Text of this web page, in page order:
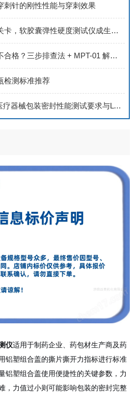
刺针的刚性性能与穿刺效果
严守美白精华品质关卡，软胶囊弹性硬度测试仪成生产强援
医用铝塑盖开启力不合格？三步排查法 + MPT-01 解决方案
检测标准推荐
ISO 11607-2:2023医疗器械包装密封性能测试要求与LT密封试验仪应用方案
仪适用于制药企业、药包材生产商及药
铝塑组合盖的撕片撕开力指标进行标准
铝塑组合盖使用便捷性的关键参数，力
，力值过小则可能影响包装的密封完整